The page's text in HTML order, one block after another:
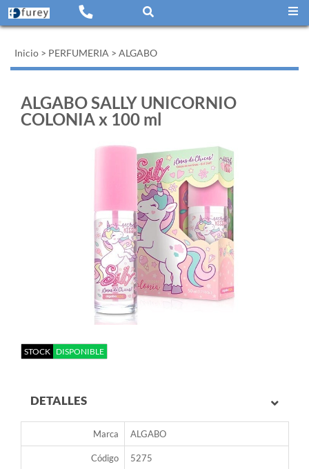
Inicio > PERFUMERIA > ALGABO
ALGABO SALLY UNICORNIO
COLONIA x 100 ml
STOCK DISPONIBLE
DETALLES
Marca ALGABO
Código 5275